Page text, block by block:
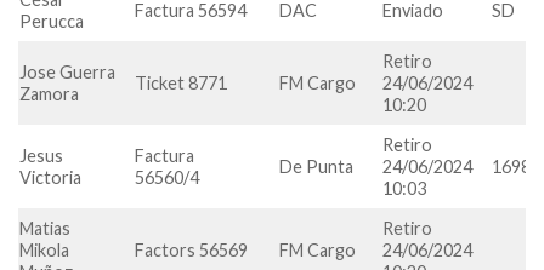
Perucca
Factura 56594 DAC Enviado SD
Jose Guerra
Zamora
Ticket 8771 FM Cargo
Retiro
24/06/2024
10:20
Jesus
Victoria
Factura
56560/4
De Punta
Retiro
24/06/2024
10:03
Matias
Mikola
Factors 56569 FM Cargo
Retiro
24/06/2024